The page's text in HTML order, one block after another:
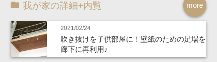
more
我が家の詳細+内覧
2021/02/24
吹き抜けを子供部屋に！壁紙のための足場を
廊下に再利用♪